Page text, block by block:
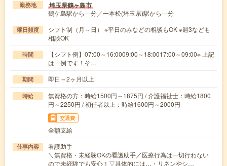
勤務地 埼玉県鶴ヶ島市
鶴ケ島駅から---分／一本松(埼玉県)駅から---分
曜日頻度
シフト制（月～日） ※平日のみなどの相談もOK ※週3なども
相談OK
時間
【シフト例】07:00～16:0009:00～18:0017:00～09:00※ 上記
は一例です！そ…
期間 即日～2ヶ月以上
時給
無資格の方：時給1500円～1875円 / 介護福祉士：時給1800
円～2250円 / 初任者以上：時給1600円～2000円
交通費
全額支給
仕事内容
看護助手
＼無資格・未経験OKの看護助手／医療行為は一切行わない
ので未経験でも安心！▽具体的には…・リネンやシ…